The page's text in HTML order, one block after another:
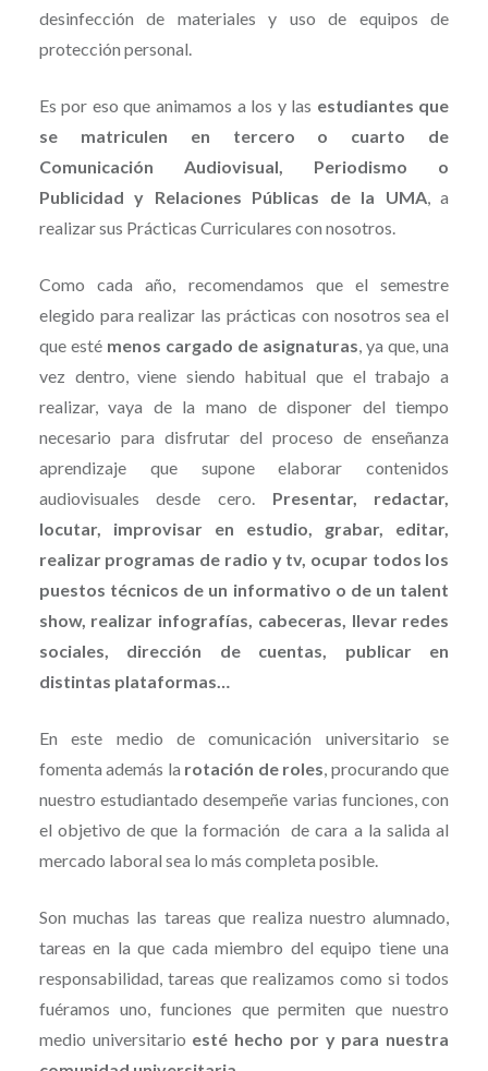
desinfección de materiales y uso de equipos de
protección personal.
Es por eso que animamos a los y las estudiantes que
se matriculen en tercero o cuarto de
Comunicación Audiovisual, Periodismo o
Publicidad y Relaciones Públicas de la UMA, a
realizar sus Prácticas Curriculares con nosotros.
Como cada año, recomendamos que el semestre
elegido para realizar las prácticas con nosotros sea el
que esté menos cargado de asignaturas, ya que, una
vez dentro, viene siendo habitual que el trabajo a
realizar, vaya de la mano de disponer del tiempo
necesario para disfrutar del proceso de enseñanza
aprendizaje que supone elaborar contenidos
audiovisuales desde cero. Presentar, redactar,
locutar, improvisar en estudio, grabar, editar,
realizar programas de radio y tv, ocupar todos los
puestos técnicos de un informativo o de un talent
show, realizar infografías, cabeceras, llevar redes
sociales, dirección de cuentas, publicar en
distintas plataformas…
En este medio de comunicación universitario se
fomenta además la rotación de roles, procurando que
nuestro estudiantado desempeñe varias funciones, con
el objetivo de que la formación de cara a la salida al
mercado laboral sea lo más completa posible.
Son muchas las tareas que realiza nuestro alumnado,
tareas en la que cada miembro del equipo tiene una
responsabilidad, tareas que realizamos como si todos
fuéramos uno, funciones que permiten que nuestro
medio universitario esté hecho por y para nuestra